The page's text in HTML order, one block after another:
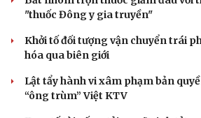
Cần Thơ cụ thể hóa “Ba kết nối”,
và du khách Thái Lan
Ký kết hợp tác đăng cai Vòng chung
Golf nghiệp dư thế giới 2027
CÔNG NGHỆ